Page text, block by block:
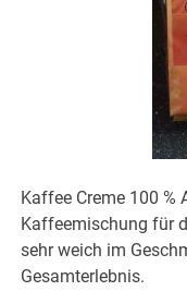
Kaffee Creme 100 %
Kaffeemischung für
sehr weich im
Gesamterlebnis.